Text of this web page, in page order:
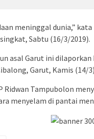
meninggal dunia,”
Sabtu (16/3/2019).
asal Garut ini
Garut, Kamis (14/
Ridwan Tampubolon
menyelam di pantai